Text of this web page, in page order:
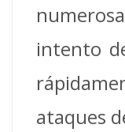
intento
ataques